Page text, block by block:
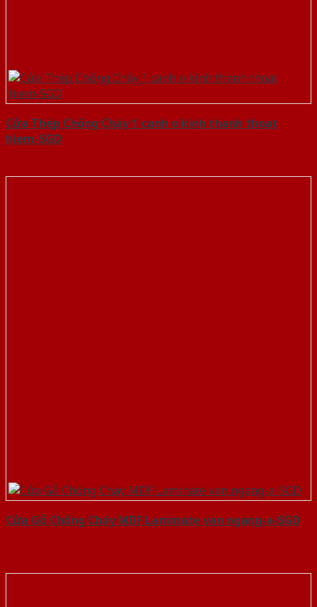
Cửa Thép Chống Cháy 1 canh o kinh thanh thoat
hiem-SGD
Cửa Gỗ Chống Cháy MDF Laminate van ngang-a-SGD